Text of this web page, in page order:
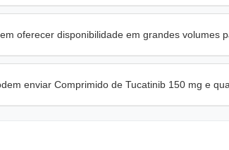
oferecer disponibilidade em grandes volumes
enviar Comprimido de Tucatinib 150 mg e